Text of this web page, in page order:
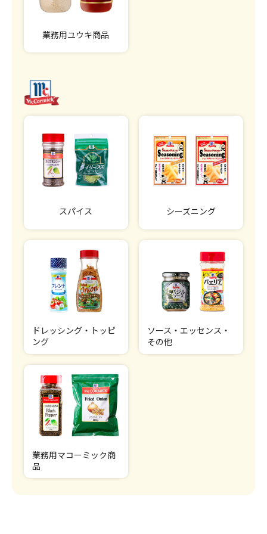
業務用ユウキ商品
スパイス シーズニング
ドレッシング・トッピ
ング
ソース・エッセンス・
その他
業務用マコーミック商
品